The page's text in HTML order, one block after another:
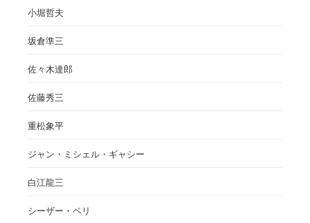
小堀哲夫
坂倉準三
佐々木達郎
佐藤秀三
重松象平
ジャン・ミシェル・ギャシー
白江龍三
シーザー・ペリ